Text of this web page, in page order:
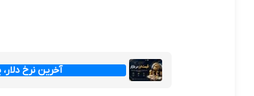
آخرین نرخ دلار،